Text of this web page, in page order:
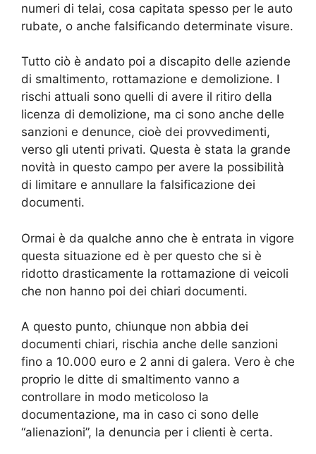
numeri di telai, cosa capitata spesso per le auto
rubate, o anche falsificando determinate visure.
Tutto ciò è andato poi a discapito delle aziende
di smaltimento, rottamazione e demolizione. I
rischi attuali sono quelli di avere il ritiro della
licenza di demolizione, ma ci sono anche delle
sanzioni e denunce, cioè dei provvedimenti,
verso gli utenti privati. Questa è stata la grande
novità in questo campo per avere la possibilità
di limitare e annullare la falsificazione dei
documenti.
Ormai è da qualche anno che è entrata in vigore
questa situazione ed è per questo che si è
ridotto drasticamente la rottamazione di veicoli
che non hanno poi dei chiari documenti.
A questo punto, chiunque non abbia dei
documenti chiari, rischia anche delle sanzioni
fino a 10.000 euro e 2 anni di galera. Vero è che
proprio le ditte di smaltimento vanno a
controllare in modo meticoloso la
documentazione, ma in caso ci sono delle
“alienazioni”, la denuncia per i clienti è certa.